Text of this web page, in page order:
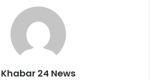
Khabar 24 News